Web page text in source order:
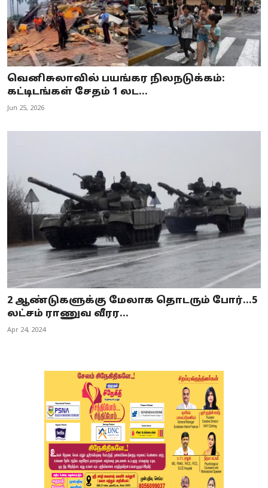
வெனிசுலாவில் பயங்கர நிலநடுக்கம்:
கட்டிடங்கள் சேதம் 1 லட...
Jun 25, 2026
2 ஆண்டுகளுக்கு மேலாக தொடரும் போர்...5
லட்சம் ராணுவ வீரர...
Apr 24, 2024